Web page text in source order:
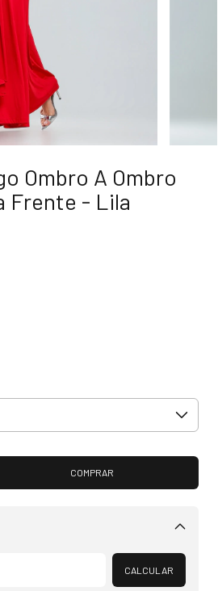
Ombro A Ombro
Frente - Lila
Alterar CEP
CALCULAR